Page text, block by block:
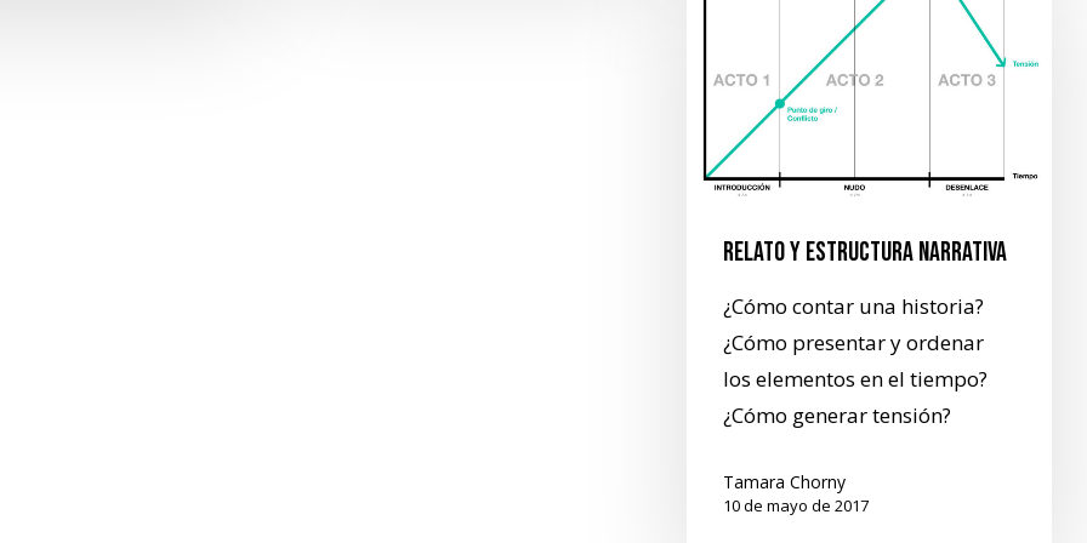
Relato y estructura narrativa
¿Cómo contar una historia?
¿Cómo presentar y ordenar
los elementos en el tiempo?
¿Cómo generar tensión?
Tamara Chorny
10 de mayo de 2017